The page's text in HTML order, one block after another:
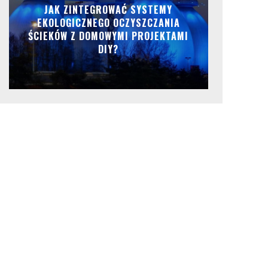
JAK ZINTEGROWAĆ SYSTEMY
EKOLOGICZNEGO OCZYSZCZANIA
ŚCIEKÓW Z DOMOWYMI PROJEKTAMI
DIY?